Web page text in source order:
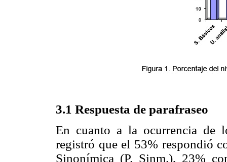
3.1 Respuesta de parafraseo
En cuanto a la ocurrencia de
registró que el 53% respondió
Sinonímica (P. Sinm.), 23%